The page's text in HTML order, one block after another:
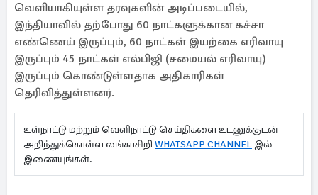
வெளியாகியுள்ள தரவுகளின் அடிப்படையில்,
இந்தியாவில் தற்போது 60 நாட்களுக்கான கச்சா
எண்ணெய் இருப்பும், 60 நாட்கள் இயற்கை எரிவாயு
இருப்பும் 45 நாட்கள் எல்பிஜி (சமையல் எரிவாயு)
இருப்பும் கொண்டுள்ளதாக அதிகாரிகள்
தெரிவித்துள்ளனர்.
உள்நாட்டு மற்றும் வெளிநாட்டு செய்திகளை உடனுக்குடன்
அறிந்துக்கொள்ள லங்காசிறி WHATSAPP CHANNEL இல்
இணையுங்கள்.